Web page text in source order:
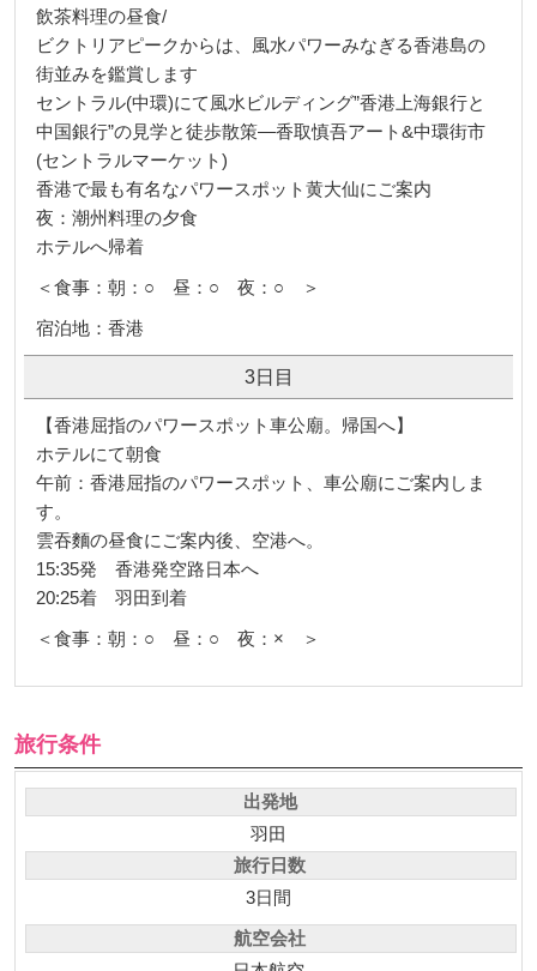
飲茶料理の昼食/
ビクトリアピークからは、風水パワーみなぎる香港島の
街並みを鑑賞します
セントラル(中環)にて風水ビルディング”香港上海銀行と
中国銀行”の見学と徒歩散策―香取慎吾アート&中環街市
(セントラルマーケット)
香港で最も有名なパワースポット黄大仙にご案内
夜：潮州料理の夕食
ホテルへ帰着
＜食事：朝：○ 昼：○ 夜：○ ＞
宿泊地：香港
3日目
【香港屈指のパワースポット車公廟。帰国へ】
ホテルにて朝食
午前：香港屈指のパワースポット、車公廟にご案内しま
す。
雲吞麵の昼食にご案内後、空港へ。
15:35発 香港発空路日本へ
20:25着 羽田到着
＜食事：朝：○ 昼：○ 夜：× ＞
旅行条件
出発地
羽田
旅行日数
3日間
航空会社